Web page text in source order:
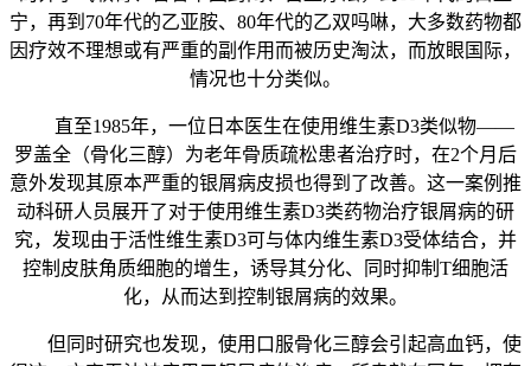
宁，再到70年代的乙亚胺、80年代的乙双吗啉，大多数药物都
因疗效不理想或有严重的副作用而被历史淘汰，而放眼国际，
情况也十分类似。
直至1985年，一位日本医生在使用维生素D3类似物——
罗盖全（骨化三醇）为老年骨质疏松患者治疗时，在2个月后
意外发现其原本严重的银屑病皮损也得到了改善。这一案例推
动科研人员展开了对于使用维生素D3类药物治疗银屑病的研
究，发现由于活性维生素D3可与体内维生素D3受体结合，并
控制皮肤角质细胞的增生，诱导其分化、同时抑制T细胞活
化，从而达到控制银屑病的效果。
但同时研究也发现，使用口服骨化三醇会引起高血钙，使